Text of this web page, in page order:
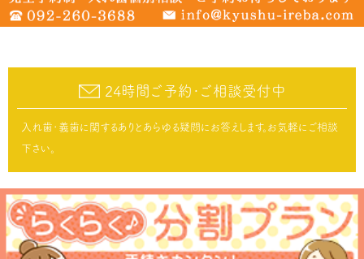
24時間ご予約･ご相談受付中
入れ歯･義歯に関するありとあらゆる疑問にお答えします。お気軽にご相談
下さい。